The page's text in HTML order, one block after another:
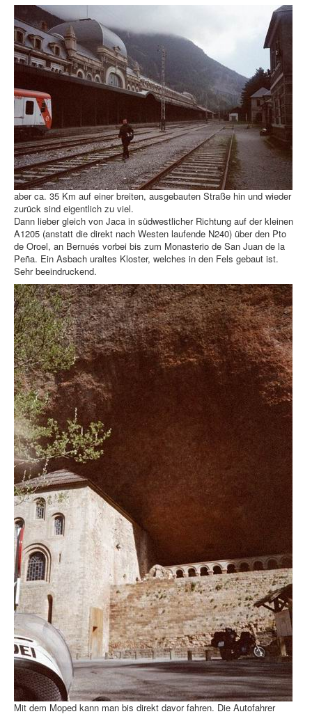
aber ca. 35 Km auf einer breiten, ausgebauten Straße hin und wieder
zurück sind eigentlich zu viel.
Dann lieber gleich von Jaca in südwestlicher Richtung auf der kleinen
A1205 (anstatt die direkt nach Westen laufende N240) über den Pto
de Oroel, an Bernués vorbei bis zum Monasterio de San Juan de la
Peña. Ein Asbach uraltes Kloster, welches in den Fels gebaut ist.
Sehr beeindruckend.
Mit dem Moped kann man bis direkt davor fahren. Die Autofahrer